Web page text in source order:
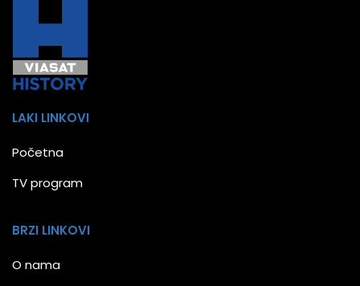
LAKI LINKOVI
Početna
TV program
BRZI LINKOVI
O nama